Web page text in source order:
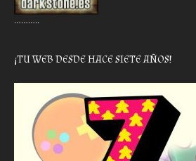
………..
¡TU WEB DESDE HACE SIETE AÑOS!